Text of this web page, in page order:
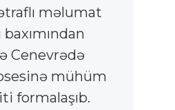
məlumat
Cenevrədə
mühüm
formalaşıb.